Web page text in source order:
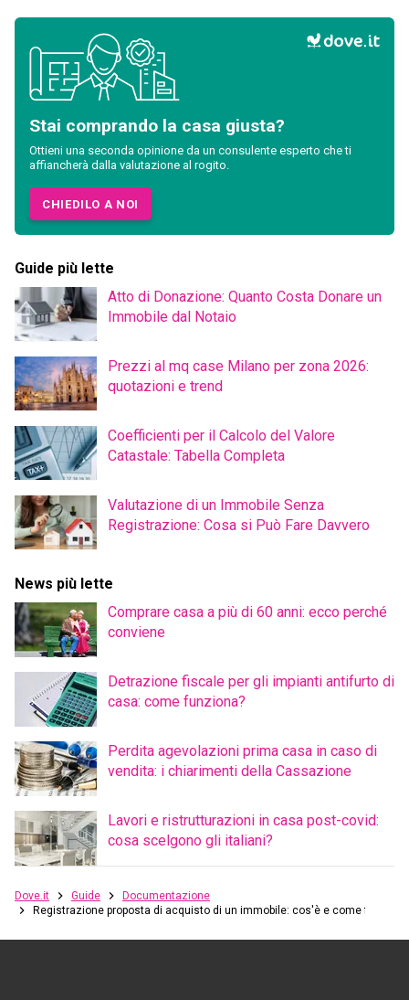
Stai comprando la casa giusta?
Ottieni una seconda opinione da un consulente esperto che ti
affiancherà dalla valutazione al rogito.
CHIEDILO A NOI
Guide più lette
Atto di Donazione: Quanto Costa Donare un
Immobile dal Notaio
Prezzi al mq case Milano per zona 2026:
quotazioni e trend
Coefficienti per il Calcolo del Valore
Catastale: Tabella Completa
Valutazione di un Immobile Senza
Registrazione: Cosa si Può Fare Davvero
News più lette
Comprare casa a più di 60 anni: ecco perché
conviene
Detrazione fiscale per gli impianti antifurto di
casa: come funziona?
Perdita agevolazioni prima casa in caso di
vendita: i chiarimenti della Cassazione
Lavori e ristrutturazioni in casa post-covid:
cosa scelgono gli italiani?
Dove.it Guide
Documentazione
Registrazione proposta di acquisto di un immobile: cos'è e come funziona